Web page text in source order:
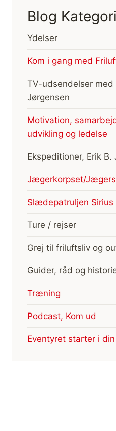
Blog
Ydelser
Kom i gang med
TV-udsendelser med
Jørgensen
Motivation,
udvikling og ledelse
Ekspeditioner, Erik B.
Jægerkorpset/
Slædepatruljen Sirius
Ture / rejser
Grej til friluftsliv og
Guider, råd og
Træning
Podcast, Kom ud
Eventyret starter i